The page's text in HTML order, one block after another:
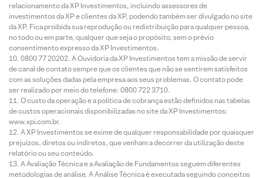
relacionamento da XP Investimentos, incluindo assessores de
investimentos da XP e clientes da XP, podendo também ser divulgado no site
da XP. Fica proibida sua reprodução ou redistribuição para qualquer pessoa,
no todo ou em parte, qualquer que seja o propósito, sem o prévio
consentimento expresso da XP Investimentos.
0800 77 20202. A Ouvidoria da XP Investimentos tem a missão de servir
de canal de contato sempre que os clientes que não se sentirem satisfeitos
com as soluções dadas pela empresa aos seus problemas. O contato pode
ser realizado por meio do telefone: 0800 722 3710.
O custo da operação e a política de cobrança estão definidos nas tabelas
de custos operacionais disponibilizadas no site da XP Investimentos:
www.xpi.com.br.
A XP Investimentos se exime de qualquer responsabilidade por quaisquer
prejuízos, diretos ou indiretos, que venham a decorrer da utilização deste
relatório ou seu conteúdo.
A Avaliação Técnica e a Avaliação de Fundamentos seguem diferentes
metodologias de análise. A Análise Técnica é executada seguindo conceitos